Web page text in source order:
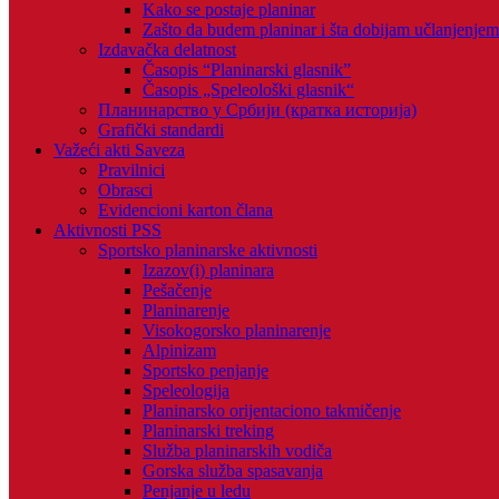
Kako se postaje planinar
Zašto da budem planinar i šta dobijam
Izdavačka delatnost
Časopis “Planinarski glasnik”
Časopis „Speleološki glasnik“
Планинарство у Србији (кратка историја)
Grafički standardi
Važeći akti Saveza
Pravilnici
Obrasci
Evidencioni karton člana
Aktivnosti PSS
Sportsko planinarske aktivnosti
Izazov(i) planinara
Pešačenje
Planinarenje
Visokogorsko planinarenje
Alpinizam
Sportsko penjanje
Speleologija
Planinarsko orijentaciono takmičenje
Planinarski treking
Služba planinarskih vodiča
Gorska služba spasavanja
Penjanje u ledu